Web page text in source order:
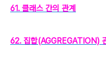
61. 클래스 간의 관계
62. 집합(AGGREGATION)